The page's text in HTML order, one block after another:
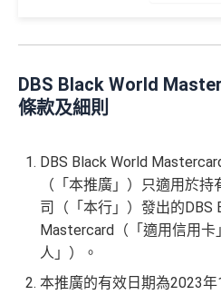
✅優點
逢星期三全港超市簽賬8%回
$300)
賺返嚟嘅Compass Dollars
Chok支付寶HK/WeChat
賺！
積分無限期
兌換里數免手續費
DBS Black World
條款及細則
DBS Black World
（「本推廣」）只適用於
司（「本行」）發出的DBS
Mastercard（「適用信用
人」）。
本推廣的有效日期為2023